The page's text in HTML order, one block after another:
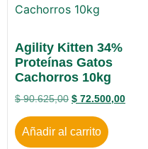
Agility Kitten 34%
Proteínas Gatos
Cachorros 10kg
$90.625,00 $ 72.500,00
Añadir al carrito